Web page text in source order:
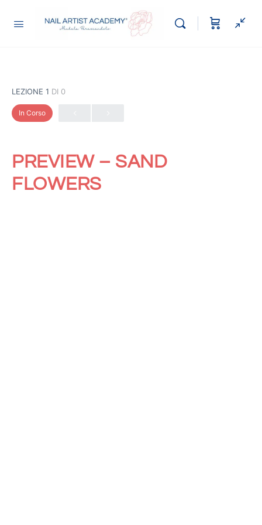
LEZIONE 1 DI 0
In Corso
PREVIEW – SAND
FLOWERS